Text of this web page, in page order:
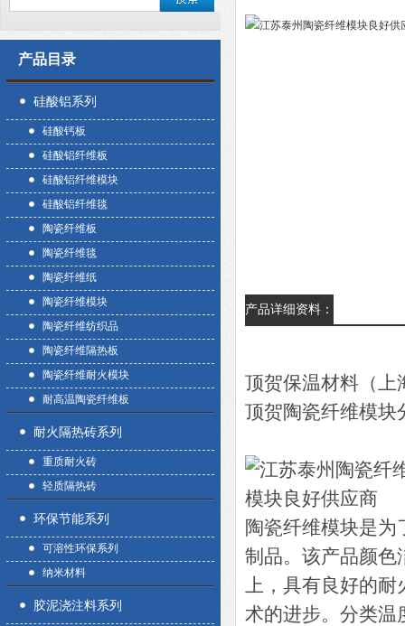
产品目录
硅酸铝系列
硅酸钙板
硅酸铝纤维板
硅酸铝纤维模块
硅酸铝纤维毯
陶瓷纤维板
陶瓷纤维毯
陶瓷纤维纸
陶瓷纤维模块
陶瓷纤维纺织品
陶瓷纤维隔热板
陶瓷纤维耐火模块
耐高温陶瓷纤维板
耐火隔热砖系列
重质耐火砖
轻质隔热砖
环保节能系列
可溶性环保系列
纳米材料
胶泥浇注料系列
产品详细资料：
顶贺保温材料（上
顶贺陶瓷纤维模块
陶瓷纤维模块是
制品。该产品颜色
上，具有良好的耐
术的进步。分类